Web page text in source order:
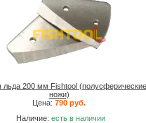
льда 200 мм Fishtool (полусферические
ножи)
Цена: 790 руб.
Наличие: есть в наличии